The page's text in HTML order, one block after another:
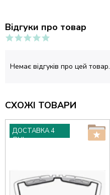
Відгуки про товар
Немає відгуків про цей товар.
СХОЖІ ТОВАРИ
ДОСТАВКА 4
ДНІ